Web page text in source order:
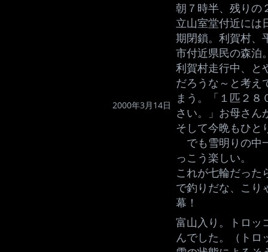
2000年3月14日
朝７時半、残りの
立山室堂付近には
期閉鎖。利賀村、
市付近県民の森泊
利賀村走行中、と
だろうな～と考え
まう。「１匹２８
さい。」お母さん
そして今晩もひと
でも雪明りの中
っこう楽しい。
これが七輪だった
で釣りだな、こり
幕！
富山入り。トロッ
んでした。（トロ